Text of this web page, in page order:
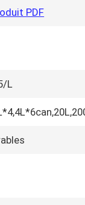
PDF
L